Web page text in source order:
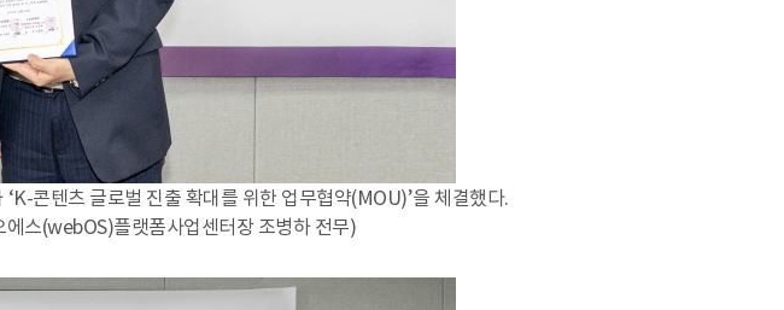
콘텐츠 글로벌 진출 확대를 위한 업무협약(MOU)’을 체결했다.
스(webOS)플랫폼사업센터장 조병하 전무)